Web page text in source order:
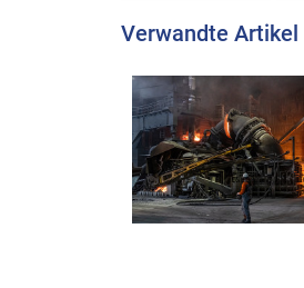
Verwandte Artikel